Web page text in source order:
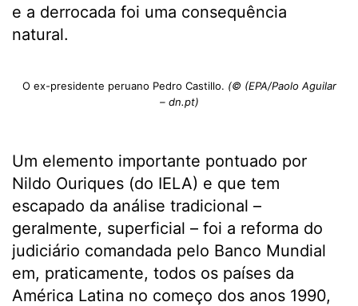
e a derrocada foi uma consequência
natural.
O ex-presidente peruano Pedro Castillo. (© (EPA/Paolo Aguilar
– dn.pt)
Um elemento importante pontuado por
Nildo Ouriques (do IELA) e que tem
escapado da análise tradicional –
geralmente, superficial – foi a reforma do
judiciário comandada pelo Banco Mundial
em, praticamente, todos os países da
América Latina no começo dos anos 1990,